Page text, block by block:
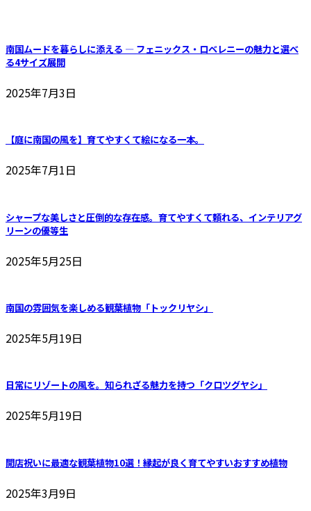
品
南国ムードを暮らしに添える ― フェニックス・ロベレニーの魅力と選べ
る4サイズ展開
2025年7月3日
【庭に南国の風を】育てやすくて絵になる一本。
2025年7月1日
シャープな美しさと圧倒的な存在感。育てやすくて頼れる、インテリアグ
リーンの優等生
2025年5月25日
南国の雰囲気を楽しめる観葉植物「トックリヤシ」
2025年5月19日
日常にリゾートの風を。知られざる魅力を持つ「クロツグヤシ」
2025年5月19日
開店祝いに最適な観葉植物10選！縁起が良く育てやすいおすすめ植物
2025年3月9日